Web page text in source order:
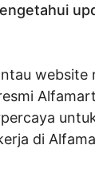
website
di